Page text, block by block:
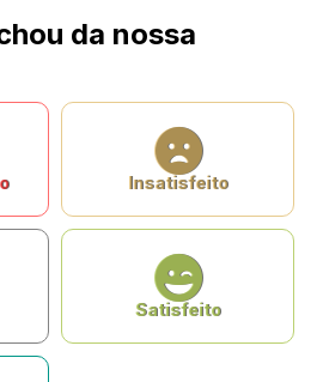
da nossa
Insatisfeito
Satisfeito